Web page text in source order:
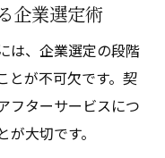
企業選定術
は、企業選定の段階
とが不可欠です。契
フターサービスにつ
大切です。